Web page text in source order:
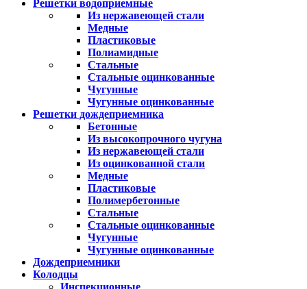
Решетки водоприемные
Из нержавеющей стали
Медные
Пластиковые
Полиамидные
Стальные
Стальные оцинкованные
Чугунные
Чугунные оцинкованные
Решетки дождеприемника
Бетонные
Из высокопрочного чугуна
Из нержавеющей стали
Из оцинкованной стали
Медные
Пластиковые
Полимербетонные
Стальные
Стальные оцинкованные
Чугунные
Чугунные оцинкованные
Дождеприемники
Колодцы
Инспекционные